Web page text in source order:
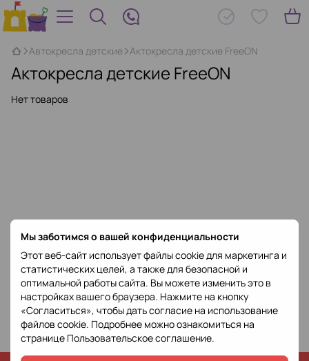
Мы заботимся о вашей конфиденциальности
Этот веб-сайт использует файлы cookie для маркетинга и
статистических целей, а также для безопасной и
оптимальной работы сайта. Вы можете изменить это в
настройках вашего браузера. Нажмите на кнопку
«Согласиться», чтобы дать согласие на использование
файлов cookie. Подробнее можно ознакомиться на
странице Пользовательское соглашение.
Автокресла детские Актокресла детские FreeON
Актокресла детские FreeON
Нет товаров